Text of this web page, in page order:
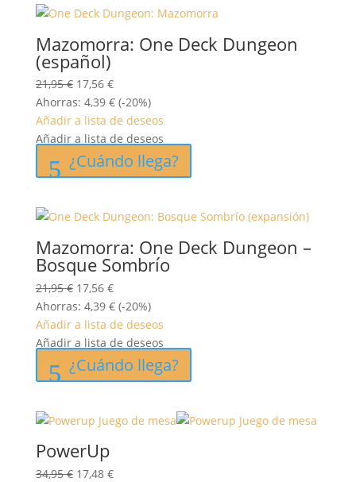
Mazomorra: One Deck Dungeon
(español)
21,95€ El
precio
original
era:
21,95 €.
17,56 €El
precio
actual
es:
17,56 €.
Ahorras: 4,39 € (-20%)
Añadir a lista de deseos
Añadir a lista de deseos
¿Cuándo llega?
Mazomorra: One Deck Dungeon –
Bosque Sombrío
21,95€ El
precio
original
era:
21,95 €.
17,56 €El
precio
actual
es:
17,56 €.
Ahorras: 4,39 € (-20%)
Añadir a lista de deseos
Añadir a lista de deseos
¿Cuándo llega?
PowerUp
34,95€ El
17,48 €El